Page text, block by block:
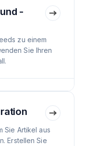
-
zu einem
Sie Ihren
Sie Artikel aus
Erstellen Sie